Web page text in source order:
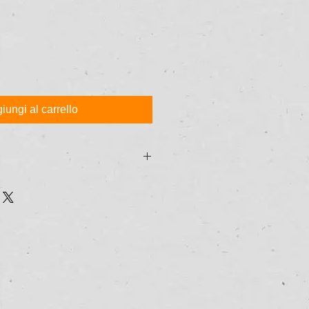
al carrello
senza indicare alcuna
all'indirizzo
o compilando il modulo
oppure via lettera o ai
16 - 1202 Sofia (BG).
DELLE SPESE?